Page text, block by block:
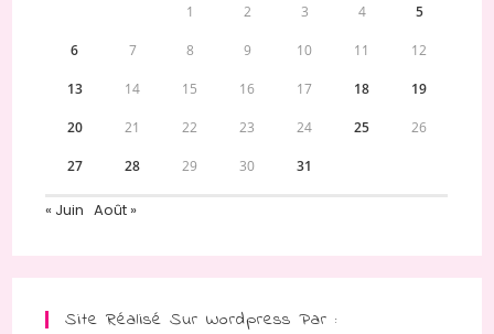
1 2 3 4 5
6 7 8 9 10 11 12
13 14 15 16 17 18 19
20 21 22 23 24 25 26
27 28 29 30 31
« Juin Août »
Site Réalisé Sur Wordpress Par :